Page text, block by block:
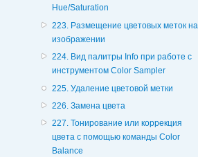
Hue/Saturation
223. Размещение цветовых меток на
изображении
224. Вид палитры Info при работе с
инструментом Color Sampler
225. Удаление цветовой метки
226. Замена цвета
227. Тонирование или коррекция
цвета с помощью команды Color
Balance